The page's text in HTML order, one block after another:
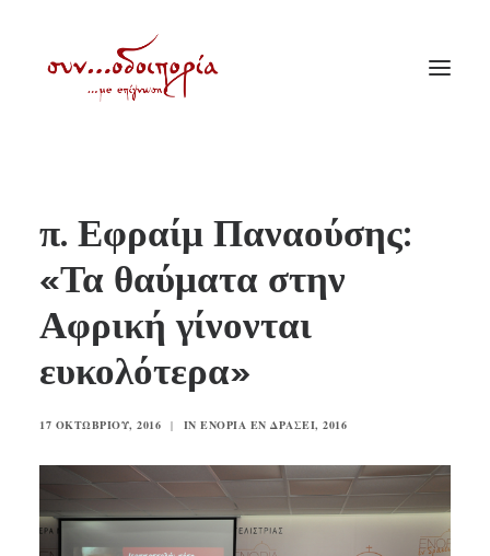
ΘΕΜΑΤΟΛΟΓΙΑ
ΑΝΑΚΟΙΝΩΣΕΙΣ
ΕΝΟΡΙΑ ΕΝ ΔΡΑΣΕΙ
ΕΥΑΓΓΕΛΙΣΤΡΙΑ ΠΕΙΡΑΙΏΣ
ΠΑΛΑΙΑ ΣΥΝΟΔΟΙΠΟΡΙΑ
ΕΠΙΚΟΙΝΩΝΙΑ
SEARCH
π. Εφραίμ Παναούσης:
«Τα θαύματα στην
Αφρική γίνονται
ευκολότερα»
17 ΟΚΤΩΒΡΊΟΥ, 2016 | IN ΕΝΟΡΊΑ ΕΝ ΔΡΆΣΕΙ, 2016